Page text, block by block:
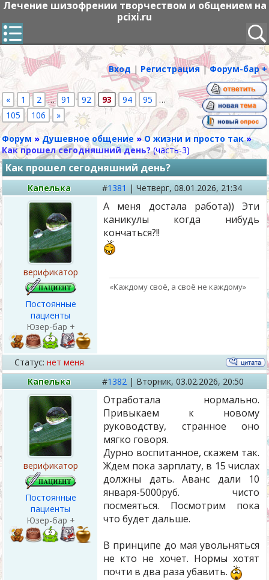
Лечение шизофрении творчеством и общением на
pcixi.ru
Вход | Регистрация|Форум-бар +
« 1 2 … 91 92 93 94 95
…
105
106 »
Форум » Душевное общение » О жизни и просто так »
Как прошел сегодняшний день? (часть-3)
Как прошел сегодняшний день?
Капелька #1381 | Четверг, 08.01.2026, 21:34
верификатор
Постоянные
пациенты
Юзер-бар +
А меня достала работа)) Эти
каникулы когда нибудь
кончаться?!!
«Каждому своё, а своё не каждому»
Статус: нет меня
Капелька
#1382 | Вторник, 03.02.2026, 20:50
верификатор
Постоянные
пациенты
Юзер-бар +
Отработала нормально.
Привыкаем к новому
руководству, странное оно
мягко говоря.
Дурно воспитанное, скажем так.
Ждем пока зарплату, в 15 числах
должны дать. Аванс дали 10
января-5000руб. чисто
посмеяться. Посмотрим пока
что будет дальше.
В принципе до мая увольняться
не кто не хочет. Нормы хотят
почти в два раза убавить.